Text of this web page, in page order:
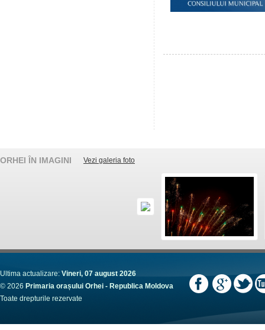
ORHEI ÎN IMAGINI Vezi galeria foto
Ultima actualizare: Vineri, 07 august 2026
© 2026 Primaria orașului Orhei - Republica Moldova
Toate drepturile rezervate